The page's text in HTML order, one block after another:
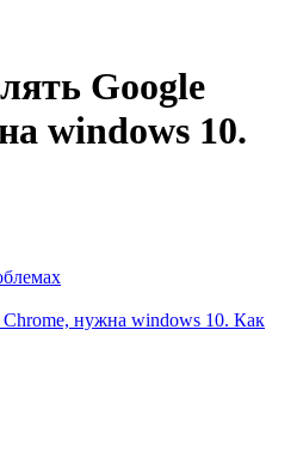
Google
windows 10.